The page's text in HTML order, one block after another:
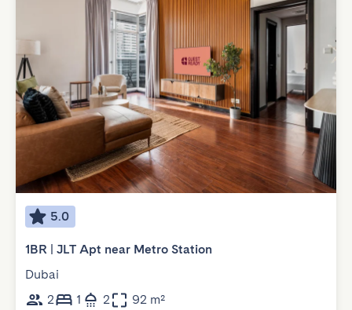
5.0
1BR | JLT Apt near Metro Station
Dubai
2
1 2 92 m²